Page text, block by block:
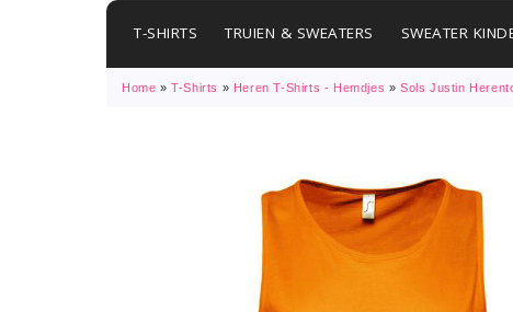
T-SHIRTS TRUIEN & SWEATERS SWEATER
Home »T-Shirts » Heren T-Shirts - Hemdjes »Sols Justin